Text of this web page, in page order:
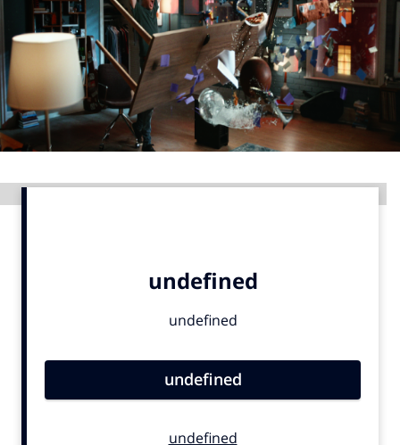
Menu
Home
9 sept: GenAI-training
12 nov: MarketingLive!
Adverteren
Events
Opleidingen
Artificial Intelligence